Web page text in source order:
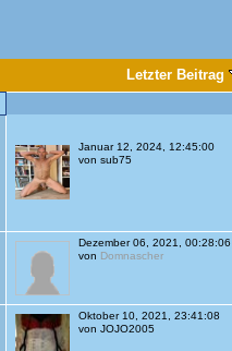
Letzter Beitrag
Januar 12, 2024, 12:45:00
von sub75
Dezember 06, 2021, 00:28:06
von Domnascher
Oktober 10, 2021, 23:41:08
von JOJO2005